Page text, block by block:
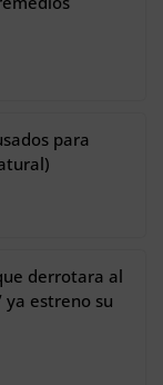
para
derrotara al
ya estreno su